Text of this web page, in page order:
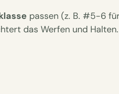
passen (z. B. #5-6
das Werfen und Halten.